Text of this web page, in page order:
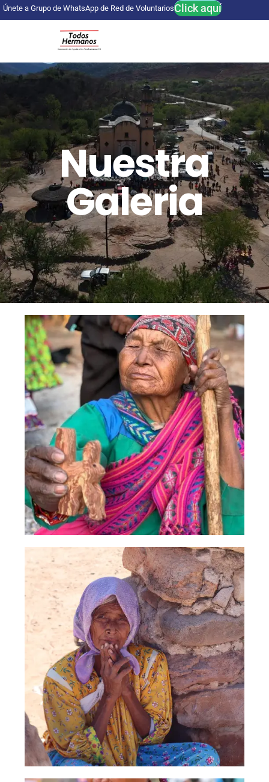
Únete a Grupo de WhatsApp de Red de VoluntariosClick aquí
Nuestra
Galeria